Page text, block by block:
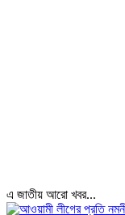
এ জাতীয় আরো খবর...